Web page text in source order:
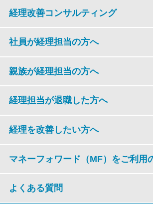
経理改善コンサルティング
社員が経理担当の方へ
親族が経理担当の方へ
経理担当が退職した方へ
経理を改善したい方へ
マネーフォワード（MF）をご利用
よくある質問